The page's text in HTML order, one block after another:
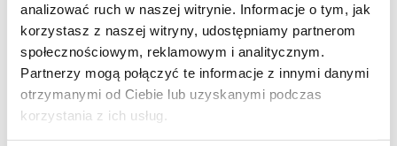
analizować ruch w naszej witrynie. Informacje o tym, jak
korzystasz z naszej witryny, udostępniamy partnerom
społecznościowym, reklamowym i analitycznym.
Partnerzy mogą połączyć te informacje z innymi danymi
otrzymanymi od Ciebie lub uzyskanymi podczas
korzystania z ich usług.